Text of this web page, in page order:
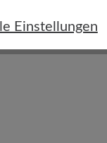
Einstellungen